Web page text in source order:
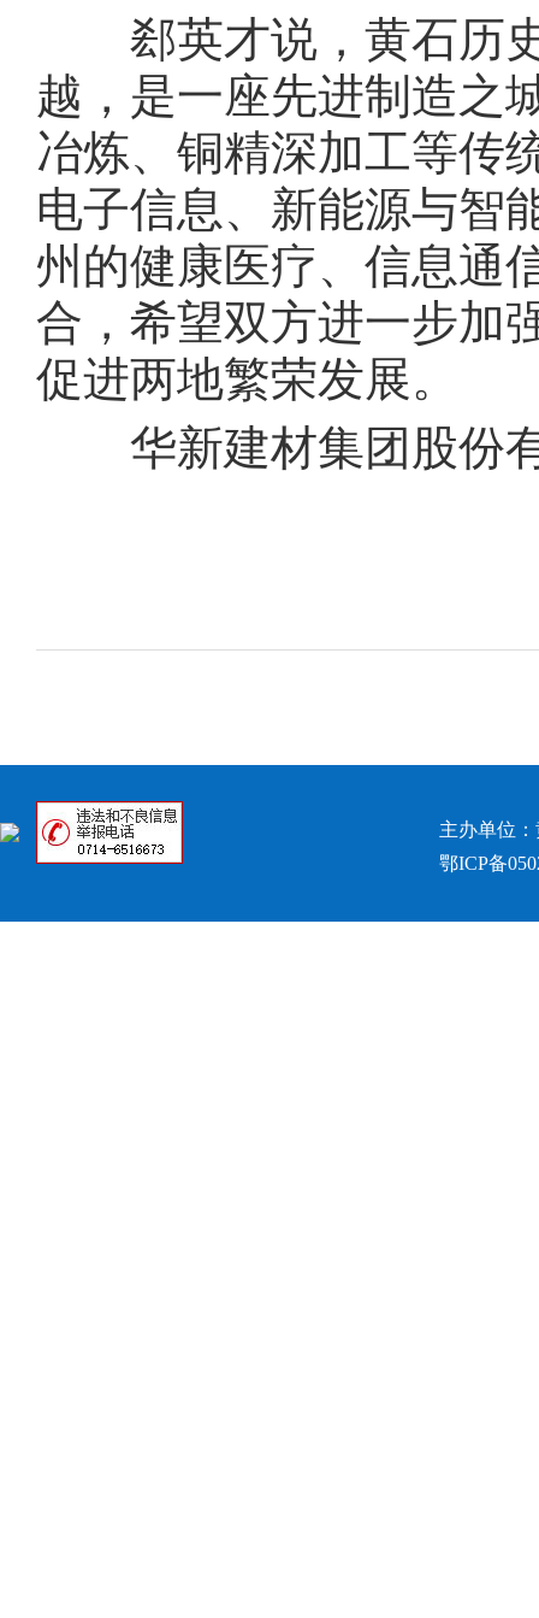
郄英才说，黄石历史
越，是一座先进制造之
冶炼、铜精深加工等传
电子信息、新能源与智
州的健康医疗、信息通
合，希望双方进一步加
促进两地繁荣发展。
华新建材集团股份有
主办单位
鄂ICP备